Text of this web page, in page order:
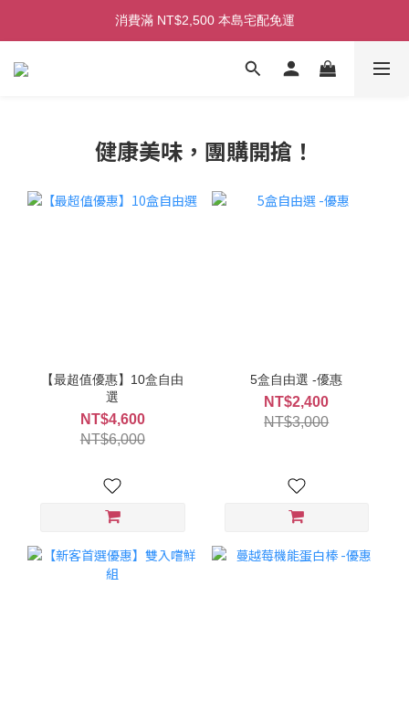
初次見面！加入會員即享100元購物金！
消費滿 NT$2,500 本島宅配免運
初次見面！加入會員即享100元購物金！
健康美味，團購開搶！
【最超值優惠】10盒自由
選
NT$4,600
NT$6,000
5盒自由選 -優惠
NT$2,400
NT$3,000